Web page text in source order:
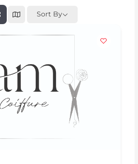
Sort By